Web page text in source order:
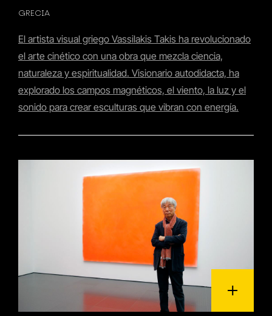
GRECIA
El artista visual griego Vassilakis Takis ha revolucionado
el arte cinético con una obra que mezcla ciencia,
naturaleza y espiritualidad. Visionario autodidacta, ha
explorado los campos magnéticos, el viento, la luz y el
sonido para crear esculturas que vibran con energía.